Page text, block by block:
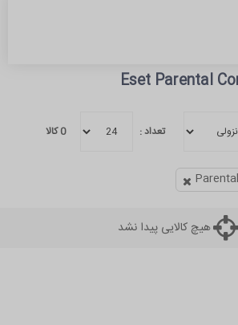
Eset Parental
تعداد : 0کالا
هیچ کالایی پیدا نشد